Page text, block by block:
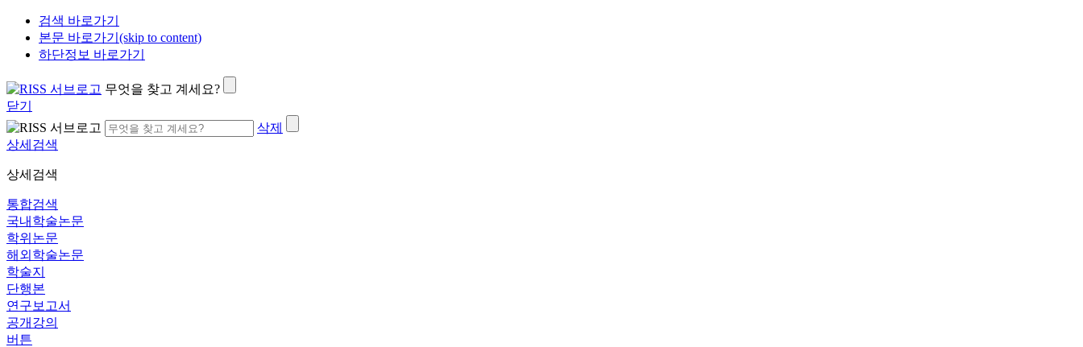
검색 바로가기
본문 바로가기(skip to content)
하단정보 바로가기
무엇을 찾고 계세요?
닫기
삭제
상세검색
상세검색
통합검색
국내학술논문
학위논문
해외학술논문
학술지
단행본
연구보고서
공개강의
버튼